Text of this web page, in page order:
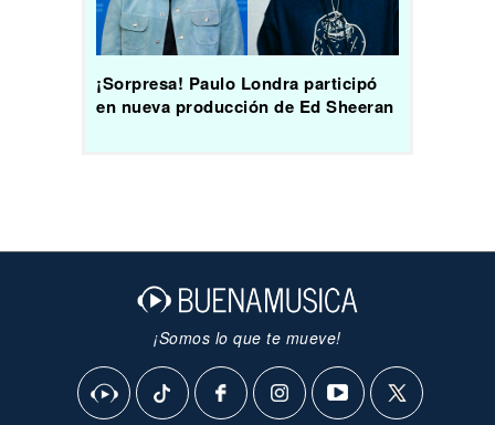
¡Sorpresa! Paulo Londra participó
en nueva producción de Ed Sheeran
¡Somos lo que te mueve!